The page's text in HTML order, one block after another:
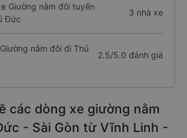
Giường nằm đôi tuyến
Đức
3 nhà xe
nằm đôi đi Thủ
2.5/5.0 đánh giá
các dòng xe giường nằm
- Sài Gòn từ Vĩnh Linh -